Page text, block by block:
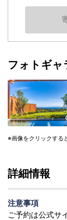
フォトギャ
画像をクリックする
詳細情報
注意事項
ご予約は公式サ